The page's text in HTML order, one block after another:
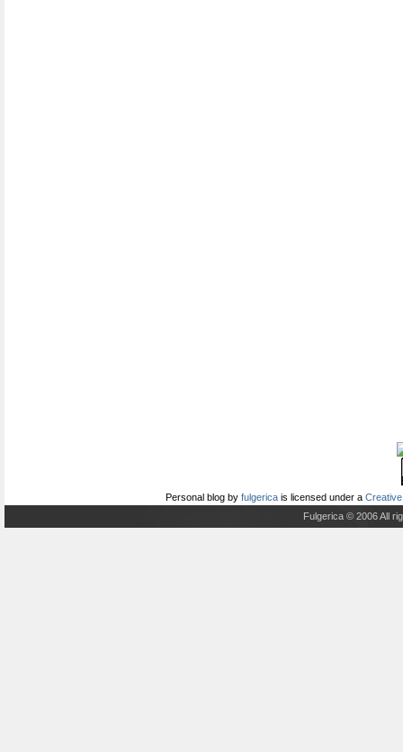
Personal blog by fulgerica is licensed under a
Fulgerica © 2006 All